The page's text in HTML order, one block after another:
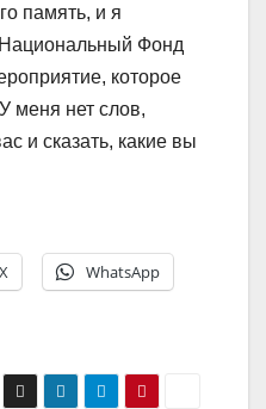
память, и я
Фонд
которое
меня нет слов,
и сказать, какие вы
X WhatsApp